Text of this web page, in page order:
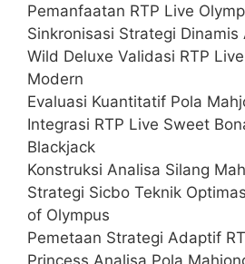
Pemanfaatan RTP Live
Sinkronisasi Strategi Dinamis
Wild Deluxe Validasi RTP
Modern
Evaluasi Kuantitatif Pola
Integrasi RTP Live Sweet
Blackjack
Konstruksi Analisa Silang
Strategi Sicbo Teknik
of Olympus
Pemetaan Strategi Adaptif
Princess Analisa Pola